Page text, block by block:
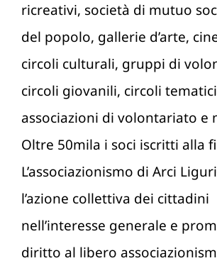
ricreativi, società di mutuo
del popolo, gallerie d’arte,
circoli culturali, gruppi di
circoli giovanili, circoli
associazioni di volontariato e
Oltre 50mila i soci iscritti alla
L’associazionismo di Arci
l’azione collettiva dei cittadini
nell’interesse generale e
diritto al libero